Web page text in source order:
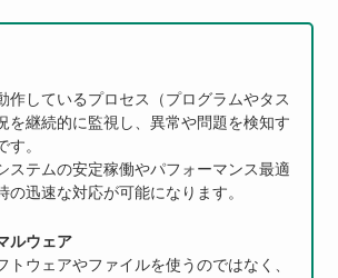
作しているプロセス（プログラムやタス
を継続的に監視し、異常や問題を検知す
す。
ステムの安定稼働やパフォーマンス最適
の迅速な対応が可能になります。
ルウェア
トウェアやファイルを使うのではなく、